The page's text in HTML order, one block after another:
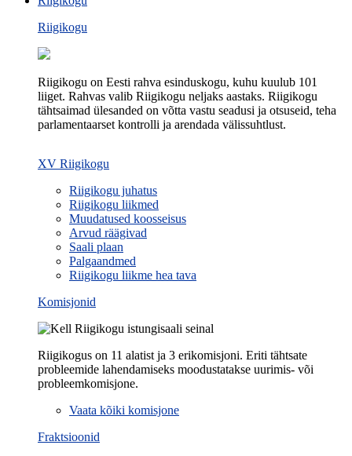
Riigikogu
Riigikogu on Eesti rahva esinduskogu, kuhu kuulub 101
liiget. Rahvas valib Riigikogu neljaks aastaks. Riigikogu
tähtsaimad ülesanded on võtta vastu seadusi ja otsuseid, teha
parlamentaarset kontrolli ja arendada välissuhtlust.
XV Riigikogu
Riigikogu juhatus
Riigikogu liikmed
Muudatused koosseisus
Arvud räägivad
Saali plaan
Palgaandmed
Riigikogu liikme hea tava
Komisjonid
Riigikogus on 11 alatist ja 3 erikomisjoni. Eriti tähtsate
probleemide lahendamiseks moodustatakse uurimis- või
probleemkomisjone.
Vaata kõiki komisjone
Fraktsioonid